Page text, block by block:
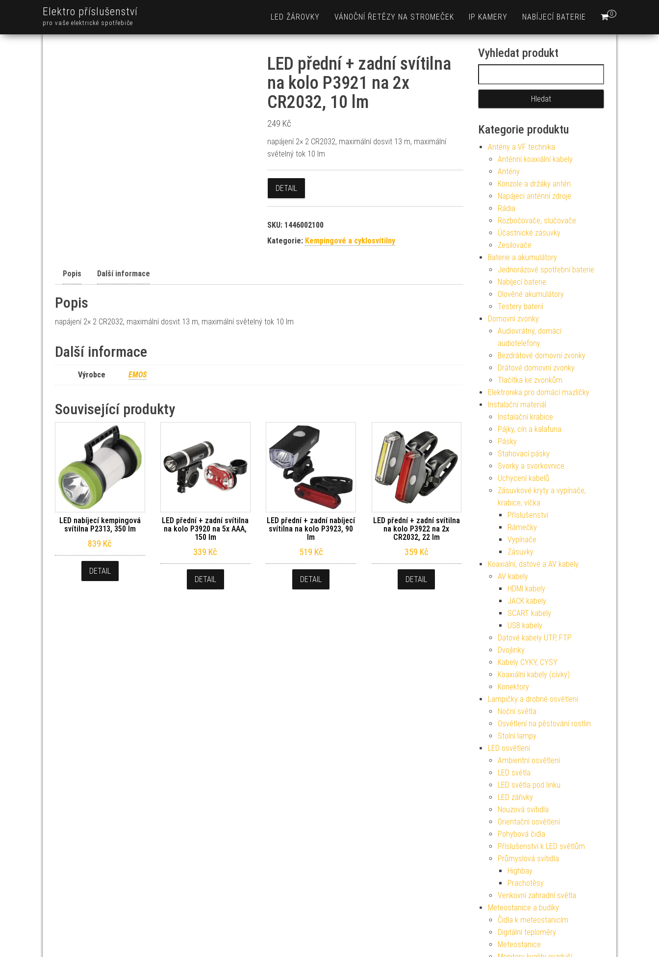
Elektro příslušenství
pro vaše elektrické spotřebiče
0
LED ŽÁROVKY VÁNOČNÍ ŘETĚZY NA STROMEČEK IP KAMERY NABÍJECÍ BATERIE
LED přední + zadní svítilna
na kolo P3921 na 2x
CR2032, 10 lm
249 Kč
napájení 2× 2 CR2032, maximální dosvit 13 m, maximální
světelný tok 10 lm
DETAIL
SKU: 1446002100
Kategorie: Kempingové a cyklosvítilny
Popis Další informace
Popis
napájení 2× 2 CR2032, maximální dosvit 13 m, maximální světelný tok 10 lm
Další informace
Výrobce EMOS
Související produkty
LED nabíjecí kempingová
svítilna P2313, 350 lm
839 Kč
DETAIL
LED přední + zadní svítilna
na kolo P3920 na 5x AAA,
150 lm
339 Kč
DETAIL
LED přední + zadní nabíjecí
svítilna na kolo P3923, 90
lm
519 Kč
DETAIL
LED přední + zadní svítilna
na kolo P3922 na 2x
CR2032, 22 lm
359 Kč
DETAIL
Vyhledat produkt
Kategorie produktu
Antény a VF technika
Anténní koaxiální kabely
Antény
Konzole a držáky antén
Napájecí anténní zdroje
Rádia
Rozbočovače, slučovače
Účastnické zásuvky
Zesilovače
Baterie a akumulátory
Jednorázové spotřební baterie
Nabíjecí baterie
Olověné akumulátory
Testery baterií
Domovní zvonky
Audiovrátný, domácí
audiotelefony
Bezdrátové domovní zvonky
Drátové domovní zvonky
Tlačítka ke zvonkům
Elektronika pro domácí mazlíčky
Instalační materiál
Instalační krabice
Pájky, cín a kalafuna
Pásky
Stahovací pásky
Svorky a svorkovnice
Uchycení kabelů
Zásuvkové kryty a vypínače,
krabice, víčka
Příslušenství
Rámečky
Vypínače
Zásuvky
Koaxiální, datové a AV kabely
AV kabely
HDMI kabely
JACK kabely
SCART kabely
USB kabely
Datové kabely UTP, FTP
Dvojlinky
Kabely CYKY, CYSY
Koaxiální kabely (cívky)
Konektory
Lampičky a drobné osvětlení
Noční světla
Osvětlení na pěstování rostlin
Stolní lampy
LED osvětlení
Ambientní osvětlení
LED světla
LED světla pod linku
LED zářivky
Nouzová svítidla
Orientační osvětlení
Pohybová čidla
Příslušenství k LED světlům
Průmyslová svítidla
Highbay
Prachotěsy
Venkovní zahradní světla
Meteostanice a budíky
Čidla k meteostanicím
Digitální teploměry
Meteostanice